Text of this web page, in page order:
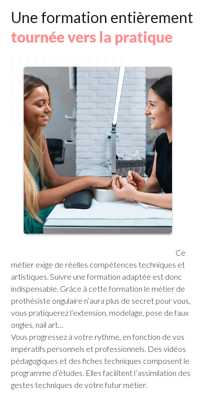
Une formation entièrement
tournée vers la pratique
Ce
métier exige de réelles compétences techniques et
artistiques. Suivre une formation adaptée est donc
indispensable. Grâce à cette formation le métier de
prothésiste ongulaire n’aura plus de secret pour vous,
vous pratiquerez l’extension, modelage, pose de faux
ongles, nail art…
Vous progressez à votre rythme, en fonction de vos
impératifs personnels et professionnels. Des vidéos
pédagogiques et des fiches techniques composent le
programme d’études. Elles facilitent l’assimilation des
gestes techniques de votre futur métier.